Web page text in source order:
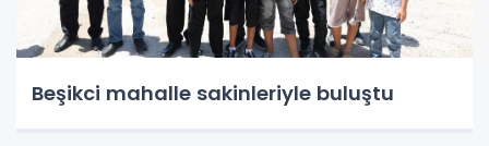
Beşikci mahalle sakinleriyle buluştu